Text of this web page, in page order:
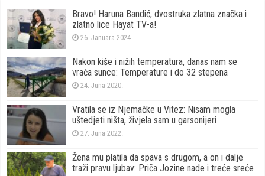
Bravo! Haruna Bandić, dvostruka zlatna značka i
zlatno lice Hayat TV-a!
26. Januara 2024.
Nakon kiše i nižih temperatura, danas nam se
vraća sunce: Temperature i do 32 stepena
24. Juna 2020.
Vratila se iz Njemačke u Vitez: Nisam mogla
uštedjeti ništa, živjela sam u garsonijeri
27. Juna 2022.
Žena mu platila da spava s drugom, a on i dalje
traži pravu ljubav: Priča Jozine nade i treće sreće